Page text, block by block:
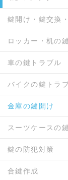
鍵開け・鍵交換
ロッカー・机の
車の鍵トラブル
バイクの鍵トラ
金庫の鍵開け
スーツケースの
鍵の防犯対策
合鍵作成